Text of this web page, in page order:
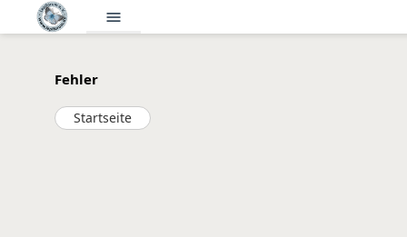
menu
Fehler
Startseite